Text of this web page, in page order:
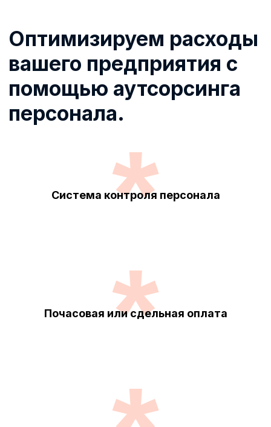
Система контроля персонала
*
Почасовая или сдельная оплата
*
передача определенных бизнес-
процессов или функций компании
третьей стороне, т.е. нам. Мы
Предоставление временных рабочих
пользуется большим спросом
поскольку экономит время,